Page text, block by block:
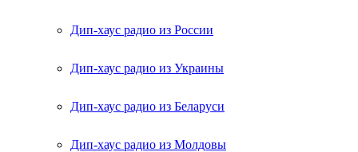
Дип-хаус радио из России
Дип-хаус радио из Украины
Дип-хаус радио из Беларуси
Дип-хаус радио из Молдовы